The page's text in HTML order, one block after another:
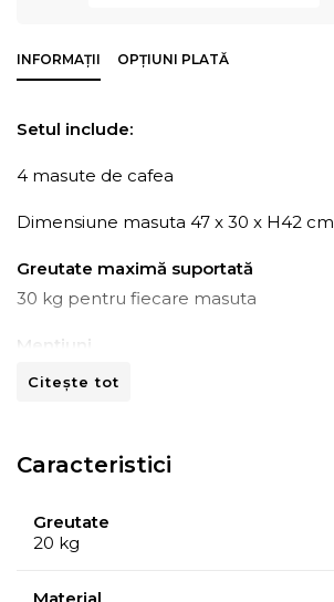
INFORMAȚII OPȚIUNI PLATĂ
Setul include:
4 masute de cafea
Dimensiune masuta 47 x 30 x H42 cm
Greutate maximă suportată
30 kg pentru fiecare masuta
Mențiuni
Produsul necesita asamblare.
Citește tot
Caracteristici
Greutate
20 kg